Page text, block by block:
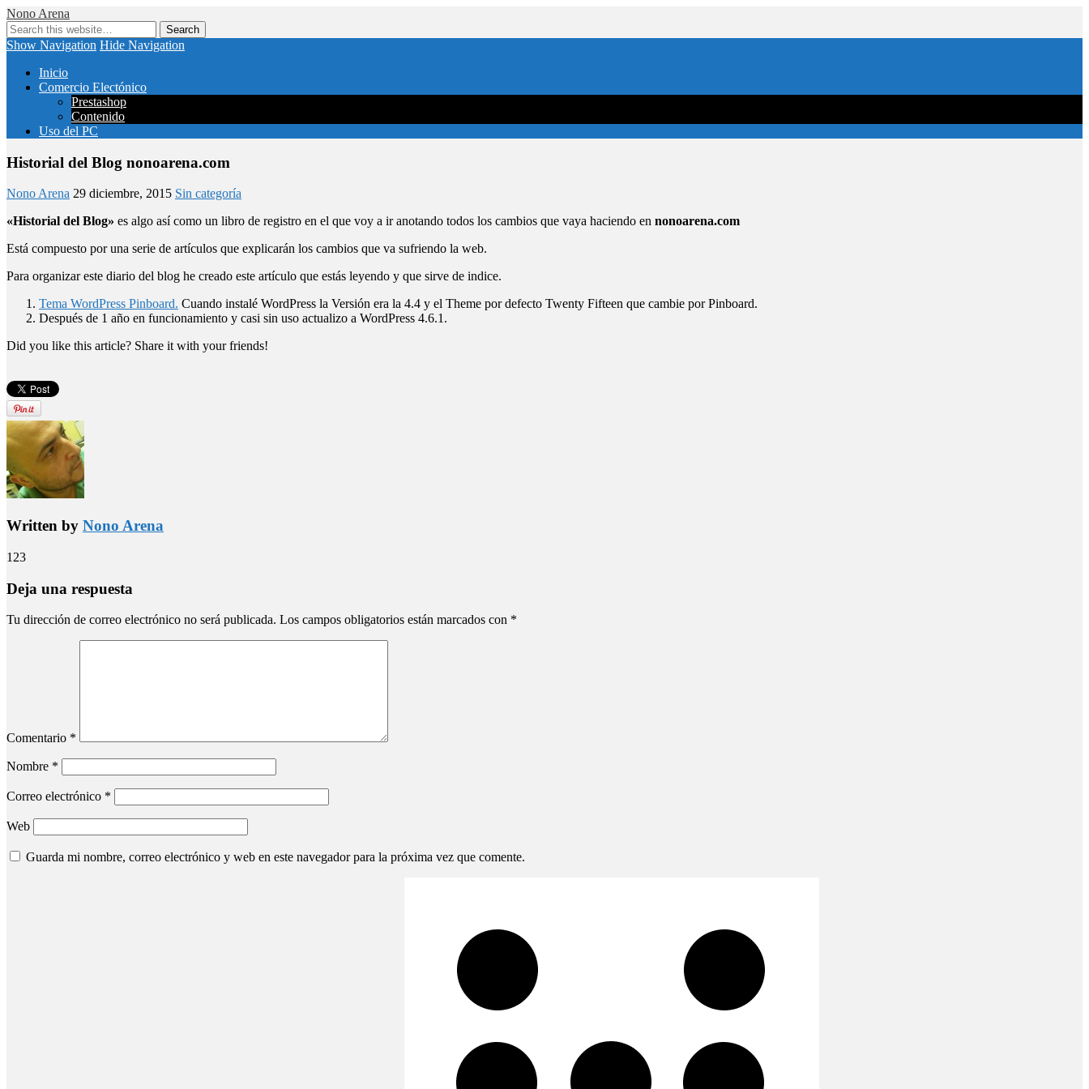
Nono Arena
Show Navigation Hide Navigation
Inicio
Comercio Electónico
Prestashop
Contenido
Uso del PC
Historial del Blog nonoarena.com
Nono Arena 29 diciembre, 2015 Sin categoría
«Historial del Blog» es algo así como un libro de registro en el que voy a ir anotando todos los cambios que vaya haciendo en nonoarena.com
Está compuesto por una serie de artículos que explicarán los cambios que va sufriendo la web.
Para organizar este diario del blog he creado este artículo que estás leyendo y que sirve de indice.
Tema WordPress Pinboard. Cuando instalé WordPress la Versión era la 4.4 y el Theme por defecto Twenty Fifteen que cambie por Pinboard.
Después de 1 año en funcionamiento y casi sin uso actualizo a WordPress 4.6.1.
Did you like this article? Share it with your friends!
Written by Nono Arena
123
Deja una respuesta
Tu dirección de correo electrónico no será publicada. Los campos obligatorios están marcados con *
Comentario *
Nombre *
Correo electrónico *
Web
Guarda mi nombre, correo electrónico y web en este navegador para la próxima vez que comente.